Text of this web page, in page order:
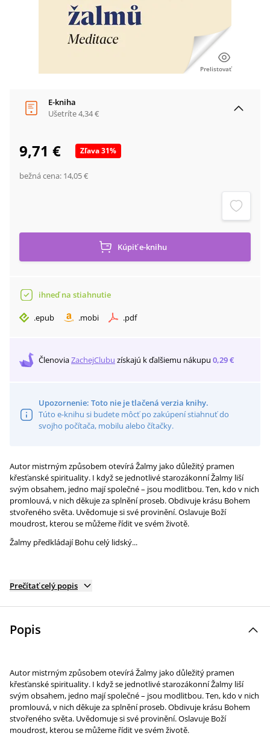
Prelistovať
E-kniha
Ušetríte4,34 €
9,71 € Zľava31%
bežná cena: 14,05 €
Kúpiťe-knihu
ihneď na stiahnutie
.epub .mobi .pdf
ČlenoviaZachejClubu získajú k ďalšiemu nákupu 0,29 €
Upozornenie: Toto nie je tlačená verzia knihy.
Túto e-knihu si budete môcť po zakúpení stiahnuť do
svojho počítača, mobilu alebo čítačky.
Autor mistrným způsobem otevírá Žalmy jako důležitý pramen
křesťanské spirituality. I když se jednotlivé starozákonní Žalmy liší
svým obsahem, jedno mají společné – jsou modlitbou. Ten, kdo v nich
promlouvá, v nich děkuje za splnění proseb. Obdivuje krásu Bohem
stvořeného světa. Uvědomuje si své provinění. Oslavuje Boží
moudrost, kterou se můžeme řídit ve svém životě.
Žalmy předkládají Bohu celý lidský...
Prečítať celý popis
Popis
Autor mistrným způsobem otevírá Žalmy jako důležitý pramen
křesťanské spirituality. I když se jednotlivé starozákonní Žalmy liší
svým obsahem, jedno mají společné – jsou modlitbou. Ten, kdo v nich
promlouvá, v nich děkuje za splnění proseb. Obdivuje krásu Bohem
stvořeného světa. Uvědomuje si své provinění. Oslavuje Boží
moudrost, kterou se můžeme řídit ve svém životě.